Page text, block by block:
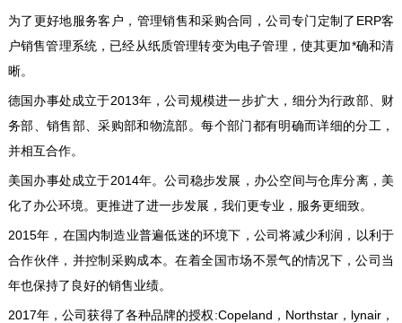
为了更好地服务客户，管理销售和采购合同，公司专门定制了ERP客
户销售管理系统，已经从纸质管理转变为电子管理，使其更加*确和清
晰。
德国办事处成立于2013年，公司规模进一步扩大，细分为行政部、财
务部、销售部、采购部和物流部。每个部门都有明确而详细的分工，
并相互合作。
美国办事处成立于2014年。公司稳步发展，办公空间与仓库分离，美
化了办公环境。更推进了进一步发展，我们更专业，服务更细致。
2015年，在国内制造业普遍低迷的环境下，公司将减少利润，以利于
合作伙伴，并控制采购成本。在着全国市场不景气的情况下，公司当
年也保持了良好的销售业绩。
2017年，公司获得了各种品牌的授权:Copeland，Northstar，lynair，